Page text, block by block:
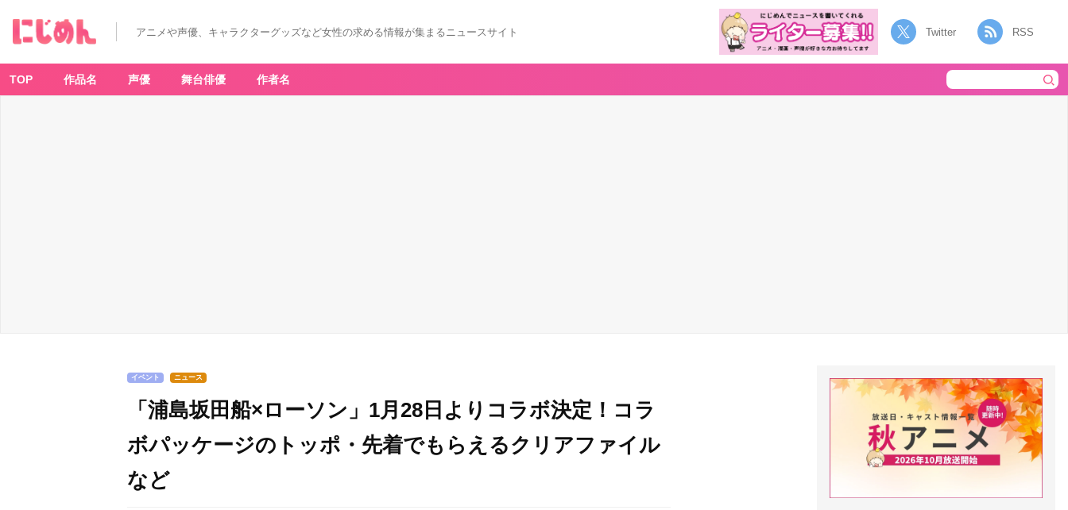
アニメや声優、キャラクターグッズなど女性の求める情報が集まるニュースサイト Twitter RSS
TOP 作品名 声優 舞台俳優 作者名
イベント ニュース
「浦島坂田船×ローソン」1月28日よりコラボ決定！コラ
ボパッケージのトッポ・先着でもらえるクリアファイル
など